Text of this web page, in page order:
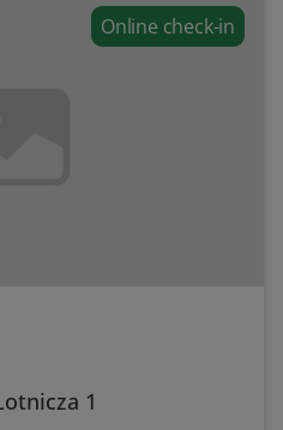
Online check-in
1